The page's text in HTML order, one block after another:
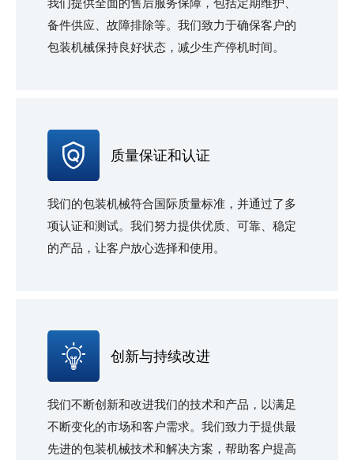
备件供应、故障排除等。我们致力于确保客户的
包装机械保持良好状态，减少生产停机时间。
质量保证和认证
我们的包装机械符合国际质量标准，并通过了多
项认证和测试。我们努力提供优质、可靠、稳定
的产品，让客户放心选择和使用。
创新与持续改进
我们不断创新和改进我们的技术和产品，以满足
不断变化的市场和客户需求。我们致力于提供最
先进的包装机械技术和解决方案，帮助客户提高